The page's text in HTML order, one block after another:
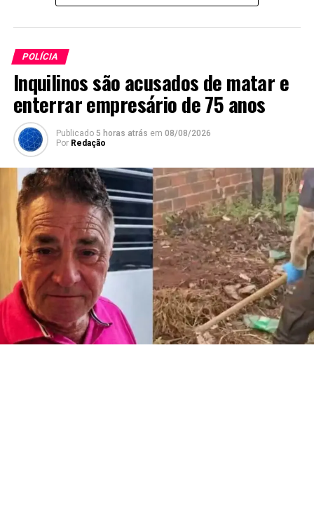
POLÍCIA
Inquilinos são acusados de matar e
enterrar empresário de 75 anos
Publicado 5 horas atrás em 08/08/2026
Por Redação